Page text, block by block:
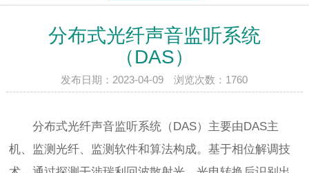
分布式光纤声音监听系统
（DAS）
发布日期：2023-04-09 浏览次数： 1760
分布式光纤声音监听系统（DAS）主要由DAS主
机、监测光纤、监测软件和算法构成。基于相位解调技